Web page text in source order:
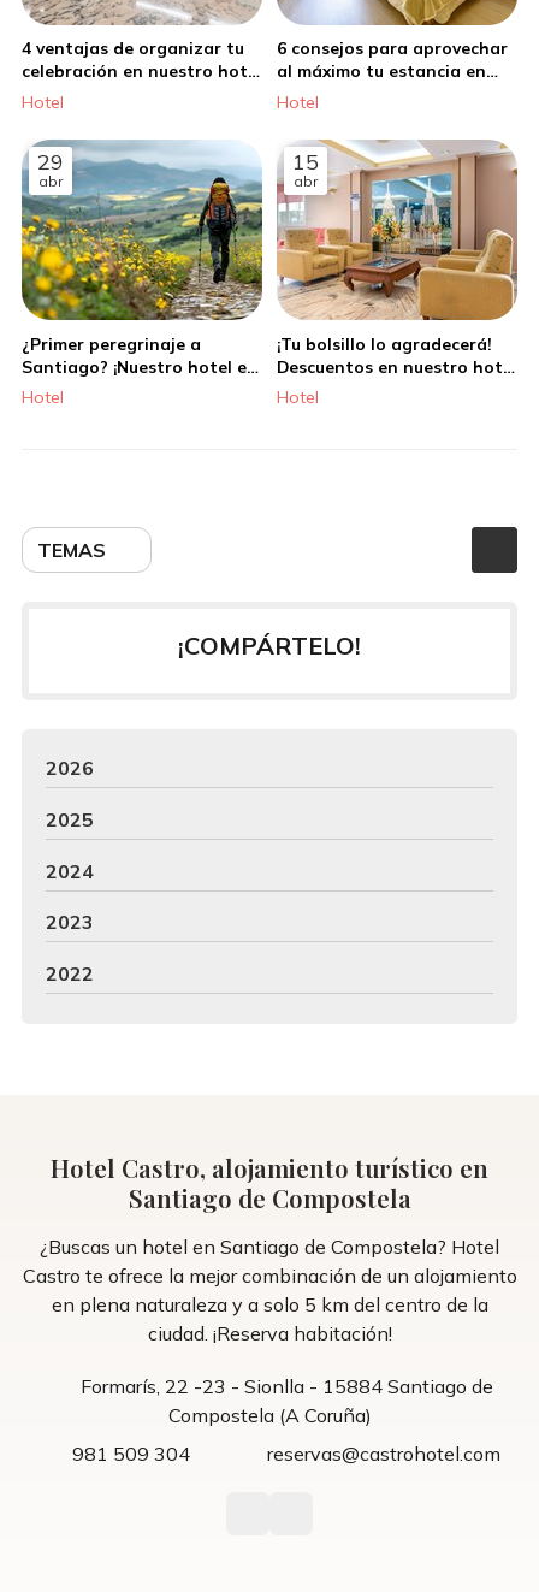
TEMAS
4 ventajas de organizar tu
celebración en nuestro hotel
en Santiago de Compostela
Hotel
6 consejos para aprovechar
al máximo tu estancia en
nuestro hotel en Santiago
Hotel
29
abr
¿Primer peregrinaje a
Santiago? ¡Nuestro hotel es
ideal para ti!
Hotel
15
abr
¡Tu bolsillo lo agradecerá!
Descuentos en nuestro hotel
en Santiago
Hotel
¡COMPÁRTELO!
2026
2025
2024
2023
2022
Hotel Castro, alojamiento turístico en
Santiago de Compostela
¿Buscas un hotel en Santiago de Compostela? Hotel
Castro te ofrece la mejor combinación de un alojamiento
en plena naturaleza y a solo 5 km del centro de la
ciudad. ¡Reserva habitación!
Formarís, 22 -23 - Sionlla - 15884 Santiago de
Compostela (A Coruña)
981 509 304
reservas@castrohotel.com